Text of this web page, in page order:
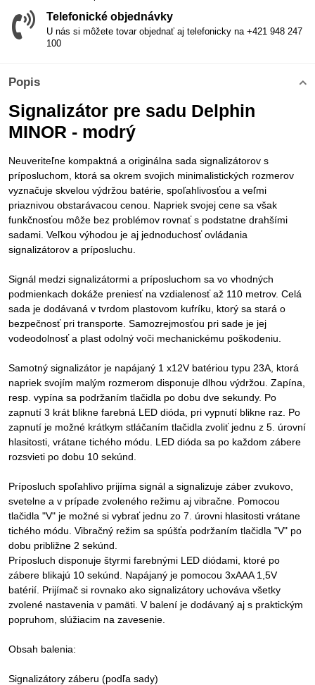
Telefonické objednávky
U nás si môžete tovar objednať aj telefonicky na +421 948 247
100
Popis
Signalizátor pre sadu Delphin
MINOR - modrý
Neuveriteľne kompaktná a originálna sada signalizátorov s
príposluchom, ktorá sa okrem svojich minimalistických rozmerov
vyznačuje skvelou výdržou batérie, spoľahlivosťou a veľmi
priaznivou obstarávacou cenou. Napriek svojej cene sa však
funkčnosťou môže bez problémov rovnať s podstatne drahšími
sadami. Veľkou výhodou je aj jednoduchosť ovládania
signalizátorov a príposluchu.
Signál medzi signalizátormi a príposluchom sa vo vhodných
podmienkach dokáže preniesť na vzdialenosť až 110 metrov. Celá
sada je dodávaná v tvrdom plastovom kufríku, ktorý sa stará o
bezpečnosť pri transporte. Samozrejmosťou pri sade je jej
vodeodolnosť a plast odolný voči mechanickému poškodeniu.
Samotný signalizátor je napájaný 1 x12V batériou typu 23A, ktorá
napriek svojím malým rozmerom disponuje dlhou výdržou. Zapína,
resp. vypína sa podržaním tlačidla po dobu dve sekundy. Po
zapnutí 3 krát blikne farebná LED dióda, pri vypnutí blikne raz. Po
zapnutí je možné krátkym stláčaním tlačidla zvoliť jednu z 5. úrovní
hlasitosti, vrátane tichého módu. LED dióda sa po každom zábere
rozsvieti po dobu 10 sekúnd.
Príposluch spoľahlivo prijíma signál a signalizuje záber zvukovo,
svetelne a v prípade zvoleného režimu aj vibračne. Pomocou
tlačidla "V" je možné si vybrať jednu zo 7. úrovni hlasitosti vrátane
tichého módu. Vibračný režim sa spúšťa podržaním tlačidla "V" po
dobu približne 2 sekúnd.
Príposluch disponuje štyrmi farebnými LED diódami, ktoré po
zábere blikajú 10 sekúnd. Napájaný je pomocou 3xAAA 1,5V
batérií. Prijímač si rovnako ako signalizátory uchováva všetky
zvolené nastavenia v pamäti. V balení je dodávaný aj s praktickým
popruhom, slúžiacim na zavesenie.
Obsah balenia:
Signalizátory záberu (podľa sady)